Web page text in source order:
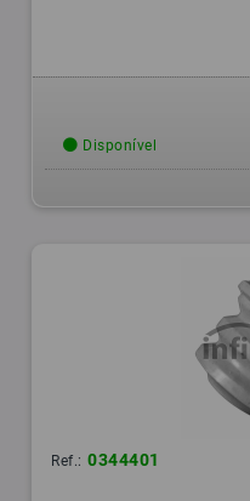
Disponível
Ref.: 0344401